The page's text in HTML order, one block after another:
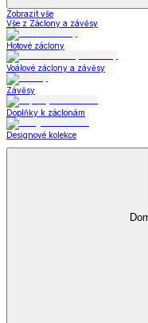
Zobrazit vše
Vše z Záclony a závěsy
Hotové záclony
Voálové záclony a závěsy
Závěsy
Doplňky k záclonám
Designové kolekce